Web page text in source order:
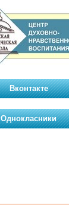
Вконтакте
Однокласники